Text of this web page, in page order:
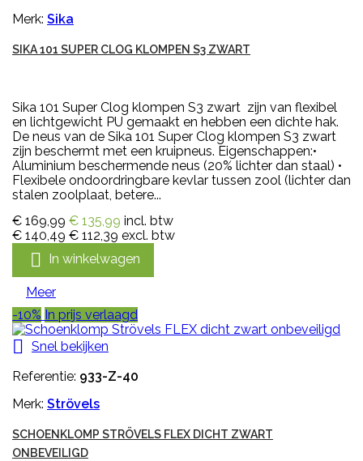
Merk: Sika
SIKA 101 SUPER CLOG KLOMPEN S3 ZWART
Sika 101 Super Clog klompen S3 zwart zijn van flexibel
en lichtgewicht PU gemaakt en hebben een dichte hak.
De neus van de Sika 101 Super Clog klompen S3 zwart
zijn beschermt met een kruipneus. Eigenschappen:•
Aluminium beschermende neus (20% lichter dan staal) •
Flexibele ondoordringbare kevlar tussen zool (lichter dan
stalen zoolplaat, betere...
€ 169,99 € 135,99 incl. btw
€ 140,49 € 112,39 excl. btw
 In winkelwagen
Meer
-10% In prijs verlaagd

Snel bekijken
Referentie: 933-Z-40
Merk: Strövels
SCHOENKLOMP STRÖVELS FLEX DICHT ZWART
ONBEVEILIGD